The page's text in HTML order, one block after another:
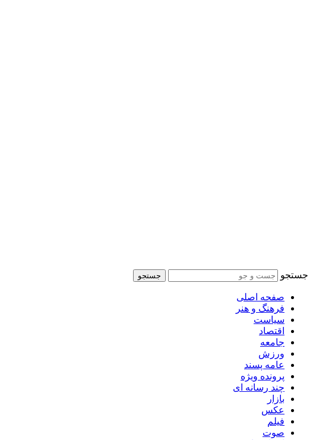
جستجو جستجو
صفحه اصلی
فرهنگ و هنر
سیاست
اقتصاد
جامعه
ورزش
عامه پسند
پرونده ویژه
چند رسانه ای
بازار
عکس
فیلم
صوت